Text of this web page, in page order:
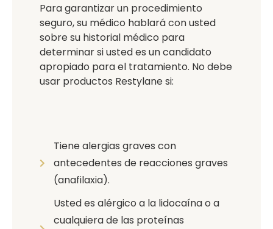
Para garantizar un procedimiento
seguro, su médico hablará con usted
sobre su historial médico para
determinar si usted es un candidato
apropiado para el tratamiento. No debe
usar productos Restylane si:
Tiene alergias graves con
antecedentes de reacciones graves
(anafilaxia).
Usted es alérgico a la lidocaína o a
cualquiera de las proteínas